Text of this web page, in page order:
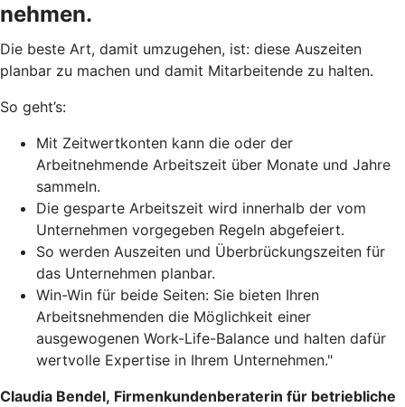
nehmen.
Die beste Art, damit umzugehen, ist: diese Auszeiten
planbar zu machen und damit Mitarbeitende zu halten.
So geht’s:
Mit Zeitwertkonten kann die oder der
Arbeitnehmende Arbeitszeit über Monate und Jahre
sammeln.
Die gesparte Arbeitszeit wird innerhalb der vom
Unternehmen vorgegeben Regeln abgefeiert.
So werden Auszeiten und Überbrückungszeiten für
das Unternehmen planbar.
Win-Win für beide Seiten: Sie bieten Ihren
Arbeitsnehmenden die Möglichkeit einer
ausgewogenen Work-Life-Balance und halten dafür
wertvolle Expertise in Ihrem Unternehmen."
Claudia Bendel, Firmenkundenberaterin für betriebliche